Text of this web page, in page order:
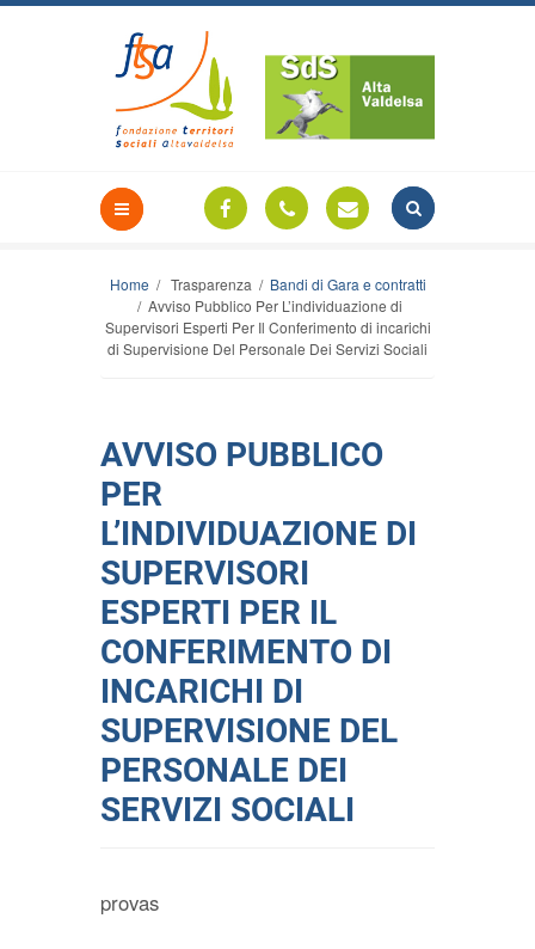
Home / Trasparenza / Bandi di Gara e contratti
/ Avviso Pubblico Per L’individuazione di
Supervisori Esperti Per Il Conferimento di incarichi
di Supervisione Del Personale Dei Servizi Sociali
AVVISO PUBBLICO
PER
L’INDIVIDUAZIONE DI
SUPERVISORI
ESPERTI PER IL
CONFERIMENTO DI
INCARICHI DI
SUPERVISIONE DEL
PERSONALE DEI
SERVIZI SOCIALI
provas